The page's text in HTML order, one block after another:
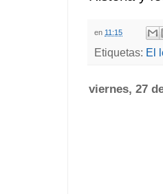
en 11:15
Etiquetas: El
viernes, 27